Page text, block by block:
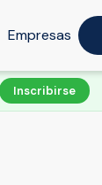
Empresas
Inscribirse